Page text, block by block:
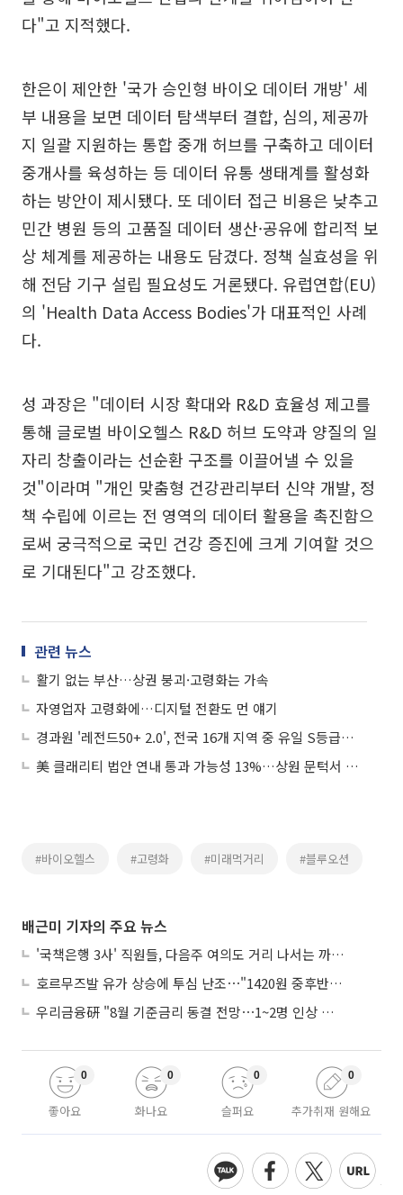
다"고 지적했다.
한은이 제안한 '국가 승인형 바이오 데이터 개방' 세
부 내용을 보면 데이터 탐색부터 결합, 심의, 제공까
지 일괄 지원하는 통합 중개 허브를 구축하고 데이터
중개사를 육성하는 등 데이터 유통 생태계를 활성화
하는 방안이 제시됐다. 또 데이터 접근 비용은 낮추고
민간 병원 등의 고품질 데이터 생산·공유에 합리적 보
상 체계를 제공하는 내용도 담겼다. 정책 실효성을 위
해 전담 기구 설립 필요성도 거론됐다. 유럽연합(EU)
의 'Health Data Access Bodies'가 대표적인 사례
다.
성 과장은 "데이터 시장 확대와 R&D 효율성 제고를
통해 글로벌 바이오헬스 R&D 허브 도약과 양질의 일
자리 창출이라는 선순환 구조를 이끌어낼 수 있을
것"이라며 "개인 맞춤형 건강관리부터 신약 개발, 정
책 수립에 이르는 전 영역의 데이터 활용을 촉진함으
로써 궁극적으로 국민 건강 증진에 크게 기여할 것으
로 기대된다"고 강조했다.
관련 뉴스
활기 없는 부산…상권 붕괴·고령화는 가속
자영업자 고령화에…디지털 전환도 먼 얘기
경과원 '레전드50+ 2.0', 전국 16개 지역 중 유일 S등급…바이오헬스 강소기업 육성 '독보적 1위'
美 클래리티 법안 연내 통과 가능성 13%…상원 문턱서 제동
#바이오헬스 #고령화 #미래먹거리 #블루오션
배근미 기자의 주요 뉴스
'국책은행 3사' 직원들, 다음주 여의도 거리 나서는 까닭은
호르무즈발 유가 상승에 투심 난조⋯"1420원 중후반 등락"
우리금융硏 "8월 기준금리 동결 전망⋯1~2명 인상 소수의견 낼 것"
좋아요
0
화나요
0
슬퍼요
0
추가취재 원해요
0